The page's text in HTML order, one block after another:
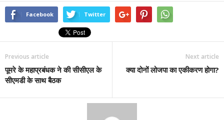
Facebook Twitter
Previous article
पूमरे के महाप्रबंधक ने की सीसीएल के
सीएमडी के साथ बैठक
Next article
क्या दोनों लोजपा का एकीकरण होगा?